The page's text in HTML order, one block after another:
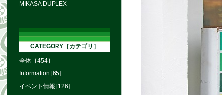
MIKASA DUPLEX
CATEGORY［カテゴリ］
全体［454］
Information [65]
イベント情報 [126]